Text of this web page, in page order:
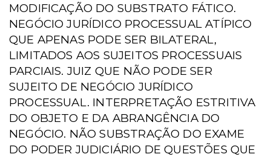
MODIFICAÇÃO DO SUBSTRATO FÁTICO.
NEGÓCIO JURÍDICO PROCESSUAL ATÍPICO
QUE APENAS PODE SER BILATERAL,
LIMITADOS AOS SUJEITOS PROCESSUAIS
PARCIAIS. JUIZ QUE NÃO PODE SER
SUJEITO DE NEGÓCIO JURÍDICO
PROCESSUAL. INTERPRETAÇÃO ESTRITIVA
DO OBJETO E DA ABRANGÊNCIA DO
NEGÓCIO. NÃO SUBSTRAÇÃO DO EXAME
DO PODER JUDICIÁRIO DE QUESTÕES QUE